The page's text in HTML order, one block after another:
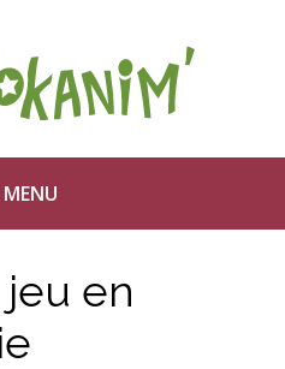
MENU
en